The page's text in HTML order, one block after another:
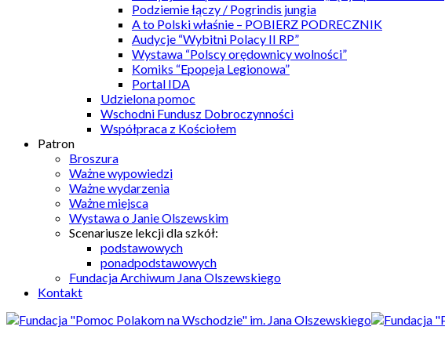
Podziemie łączy / Pogrindis jungia
A to Polski właśnie – POBIERZ PODRECZNIK
Audycje “Wybitni Polacy II RP”
Wystawa “Polscy orędownicy wolności”
Komiks “Epopeja Legionowa”
Portal IDA
Udzielona pomoc
Wschodni Fundusz Dobroczynności
Współpraca z Kościołem
Patron
Broszura
Ważne wypowiedzi
Ważne wydarzenia
Ważne miejsca
Wystawa o Janie Olszewskim
Scenariusze lekcji dla szkół:
podstawowych
ponadpodstawowych
Fundacja Archiwum Jana Olszewskiego
Kontakt